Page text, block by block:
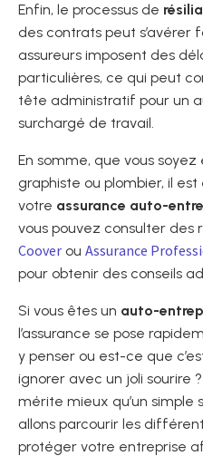
Enfin, le processus de
des contrats peut s’avérer
assureurs imposent des
particulières, ce qui peut
tête administratif pour un
surchargé de travail.
En somme, que vous
graphiste ou plombier, il
votre assurance auto-
vous pouvez consulter des
Coover ou Assurance
pour obtenir des conseils
Si vous êtes un auto-
l’assurance se pose
y penser ou est-ce que
ignorer avec un joli sourire
mérite mieux qu’un simple
allons parcourir les
protéger votre entreprise